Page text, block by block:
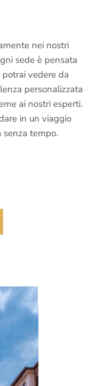
nei nostri
sede è pensata
potrai vedere da
personalizzata
ai nostri esperti.
in un viaggio
senza tempo.